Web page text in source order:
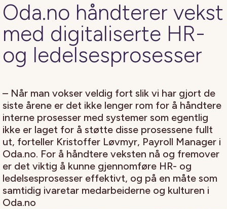
Oda.no håndterer vekst
med digitaliserte HR-
og ledelsesprosesser
– Når man vokser veldig fort slik vi har gjort de
siste årene er det ikke lenger rom for å håndtere
interne prosesser med systemer som egentlig
ikke er laget for å støtte disse prosessene fullt
ut, forteller Kristoffer Løvmyr, Payroll Manager i
Oda.no. For å håndtere veksten nå og fremover
er det viktig å kunne gjennomføre HR- og
ledelsesprosesser effektivt, og på en måte som
samtidig ivaretar medarbeiderne og kulturen i
Oda.no